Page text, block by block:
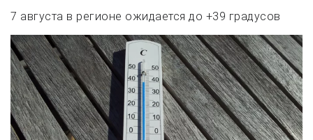
7 августа в регионе ожидается до +39 градусов